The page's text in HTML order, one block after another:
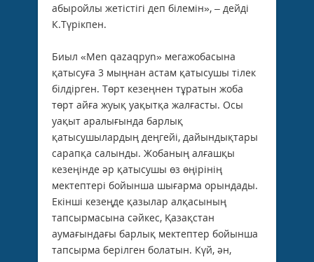
абыройлы жетістігі деп білемін», – дейді
К.Түрікпен.
Биыл «Men qazaqpyn» мегажобасына
қатысуға 3 мыңнан астам қатысушы тілек
білдірген. Төрт кезеңнен тұратын жоба
төрт айға жуық уақытқа жалғасты. Осы
уақыт аралығында барлық
қатысушылардың деңгейі, дайындықтары
сарапқа салынды. Жобаның алғашқы
кезеңінде әр қатысушы өз өңірінің
мектептері бойынша шығарма орындады.
Екінші кезеңде қазылар алқасының
тапсырмасына сәйкес, Қазақстан
аумағындағы барлық мектептер бойынша
тапсырма берілген болатын. Күй, ән,